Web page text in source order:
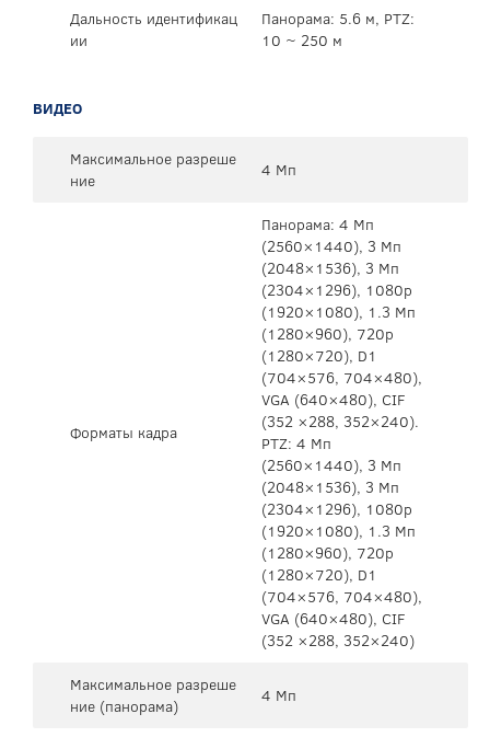
Дальность идентификац
ии
Панорама: 5.6 м, PTZ:
10 ~ 250 м
ВИДЕО
Максимальное разреше
ние
4 Мп
Форматы кадра
Панорама: 4 Mп
(2560×1440), 3 Мп
(2048×1536), 3 Мп
(2304×1296), 1080p
(1920×1080), 1.3 Мп
(1280×960), 720p
(1280×720), D1
(704×576, 704×480),
VGA (640×480), CIF
(352 ×288, 352×240).
PTZ: 4 Mп
(2560×1440), 3 Мп
(2048×1536), 3 Мп
(2304×1296), 1080p
(1920×1080), 1.3 Мп
(1280×960), 720p
(1280×720), D1
(704×576, 704×480),
VGA (640×480), CIF
(352 ×288, 352×240)
Максимальное разреше
ние (панорама)
4 Мп